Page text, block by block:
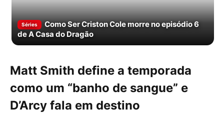
Séries
Como Ser Criston Cole morre no episódio 6
de A Casa do Dragão
Matt Smith define a temporada
como um “banho de sangue” e
D’Arcy fala em destino